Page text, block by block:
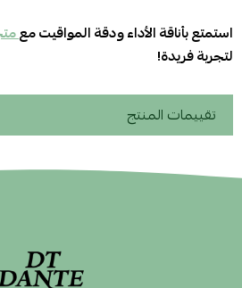
استمتع بأناقة الأداء ودقة المواقيت مع
لتجربة فريدة!
تقييمات المنتج